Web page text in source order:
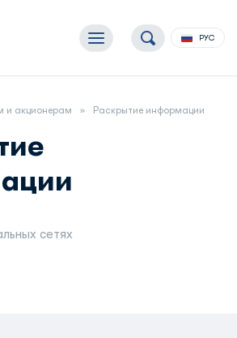
РУС
и акционерам Раскрытие информации
сетях